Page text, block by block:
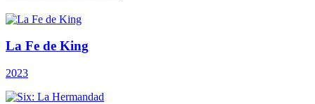
La Fe de King
2023